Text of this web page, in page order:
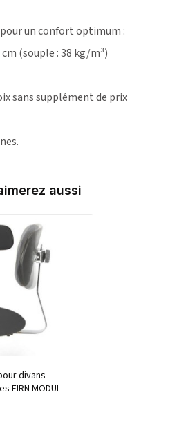
un confort optimum :
(souple : 38 kg/m³)
sans supplément de prix
aussi
divans
FIRN MODUL